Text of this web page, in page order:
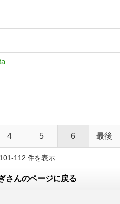
4 5 6 最後
112 件を表示
さんのページに戻る